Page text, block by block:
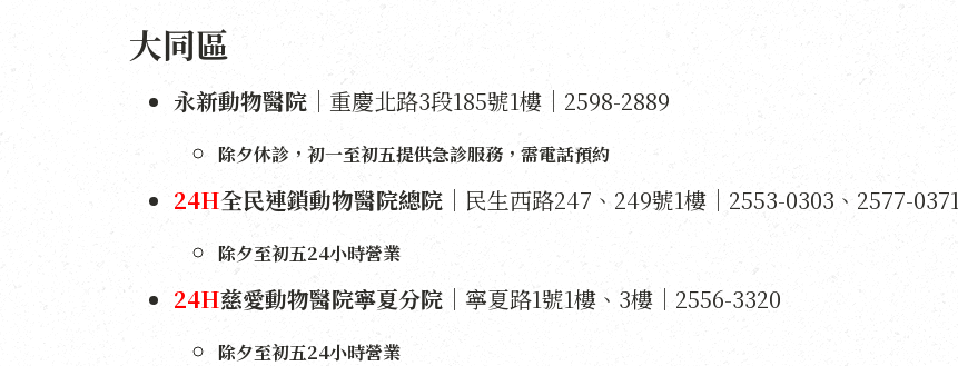
大同區
永新動物醫院 ｜重慶北路3段185號1樓｜2598-2889
除夕休診，初一至初五提供急診服務，需電話預約
24H全民連鎖動物醫院總院 ｜民生西路247、249號1樓｜2553-0303、2577-0371
除夕至初五24小時營業
24H慈愛動物醫院寧夏分院 ｜寧夏路1號1樓、3樓｜2556-3320
除夕至初五24小時營業